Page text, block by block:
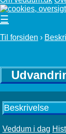
☰
Til forsiden ›
Beskrivelse
Veddum i dag